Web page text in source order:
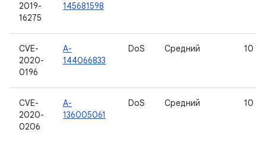
2019-
16275
145681598
CVE-
2020-
0196
A-
144066833
DoS Средний 10
CVE-
2020-
0206
A-
136005061
DoS Средний 10